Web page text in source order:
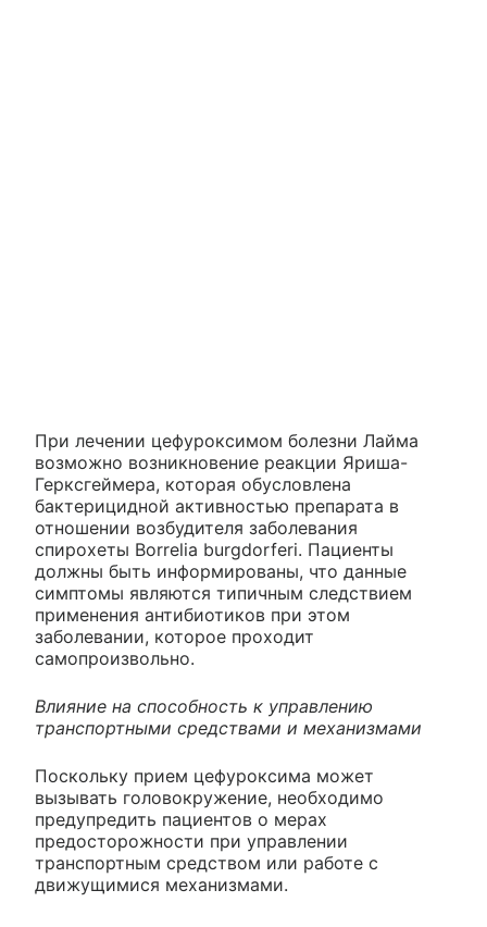
При лечении цефуроксимом болезни Лайма
возможно возникновение реакции Яриша-
Герксгеймера, которая обусловлена
бактерицидной активностью препарата в
отношении возбудителя заболевания
спирохеты Borrelia burgdorferi. Пациенты
должны быть информированы, что данные
симптомы являются типичным следствием
применения антибиотиков при этом
заболевании, которое проходит
самопроизвольно.
Влияние на способность к управлению
транспортными средствами и механизмами
Поскольку прием цефуроксима может
вызывать головокружение, необходимо
предупредить пациентов о мерах
предосторожности при управлении
транспортным средством или работе с
движущимися механизмами.